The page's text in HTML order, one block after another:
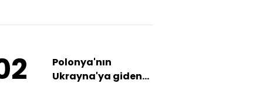
Polonya'nın
Ukrayna'ya giden